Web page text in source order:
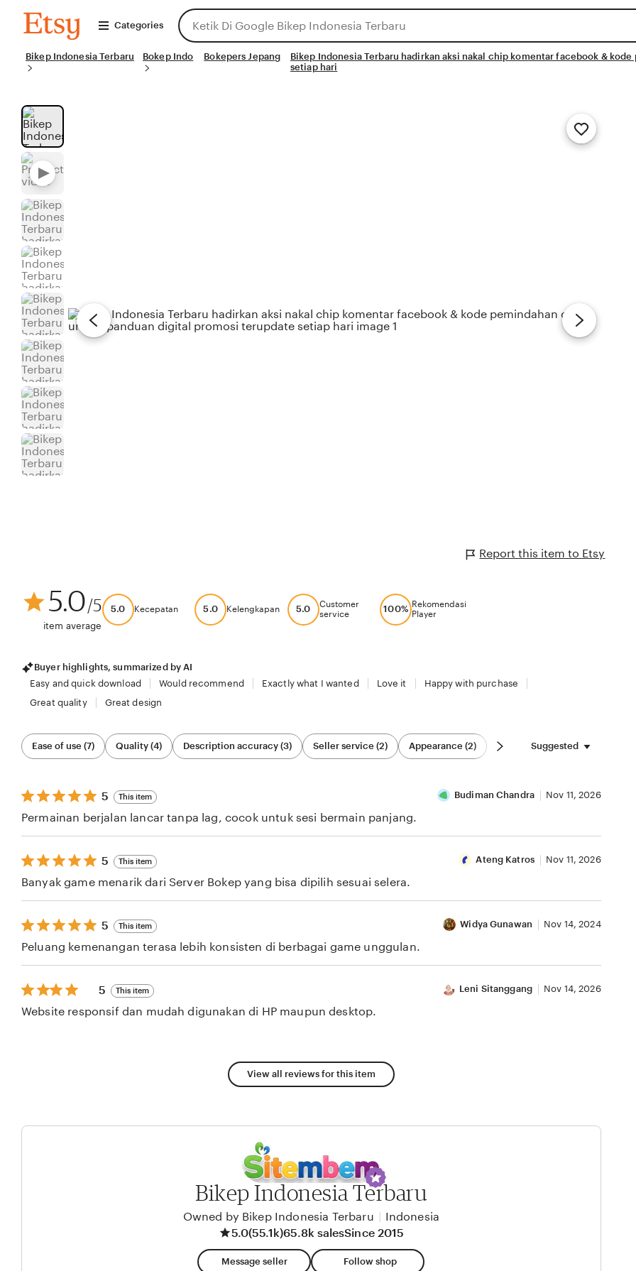
Bikep
Indonesia
Categories
Search
for
items
or
to
Bikep Indonesia Terbaru Bokep Indo Bokepers Jepang
Bikep Indonesia Terbaru hadirkan aksi nakal chip komentar facebook &
setiap hari
Add
to
Report this item to Etsy
5.0/5
item average
5.0 Kecepatan 5.0 Kelengkapan 5.0
Customer
service
100% Rekomendasi
Player
Buyer highlights, summarized by AI
Easy and quick download
Would recommend Exactly what I wanted Love it
Happy with purchase
Great quality
Great design
Filter
by
category
Ease of use (7) Quality (4) Description accuracy (3) Seller service (2) Appearance (2) Suggested
5
out
of
5 This item Budiman Chandra Nov 11, 2026
Permainan berjalan lancar tanpa lag, cocok untuk sesi bermain panjang.
5
out
of
5 This item Ateng Katros Nov 11, 2026
Banyak game menarik dari Server Bokep yang bisa dipilih sesuai selera.
5
out
of
5 This item Widya Gunawan Nov 14, 2024
Peluang kemenangan terasa lebih konsisten di berbagai game unggulan.
5
out
of
5 This item Leni Sitanggang Nov 14, 2026
Website responsif dan mudah digunakan di HP maupun desktop.
View all reviews for this item
Bikep Indonesia Terbaru
Owned by Bikep Indonesia Terbaru
Indonesia
5.0(55.1k)65.8k salesSince 2015
Message seller Follow shop